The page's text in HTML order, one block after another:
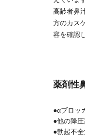
高齢者鼻
方のカス
容を確認
薬剤性
●αブロッ
●他の降
●勃起不